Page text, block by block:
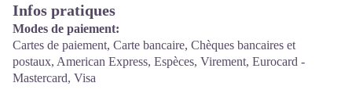
Infos pratiques
Modes de paiement:
Cartes de paiement, Carte bancaire, Chèques bancaires et
postaux, American Express, Espèces, Virement, Eurocard -
Mastercard, Visa